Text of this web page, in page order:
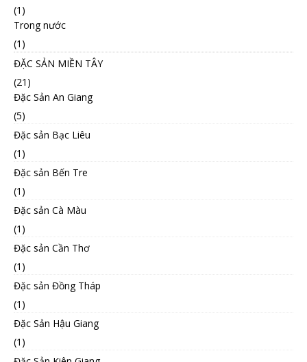
(1)
Trong nước
(1)
ĐẶC SẢN MIỀN TÂY
(21)
Đặc Sản An Giang
(5)
Đặc sản Bạc Liêu
(1)
Đặc sản Bến Tre
(1)
Đặc sản Cà Màu
(1)
Đặc sản Cần Thơ
(1)
Đặc sản Đồng Tháp
(1)
Đặc Sản Hậu Giang
(1)